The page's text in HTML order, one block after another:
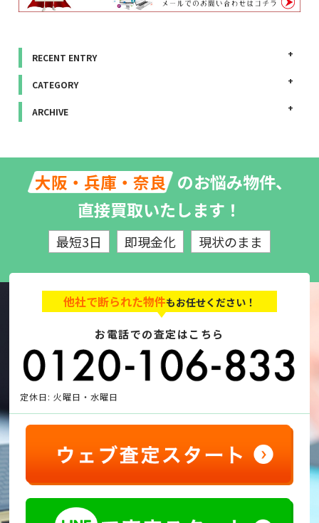
RECENT ENTRY
CATEGORY
ARCHIVE
大阪・兵庫・奈良 のお悩み物件、
直接買取いたします！
最短3日 即現金化 現状のまま
他社で断られた物件もお任せください！
お電話での査定はこちら
定休日: 火曜日・水曜日